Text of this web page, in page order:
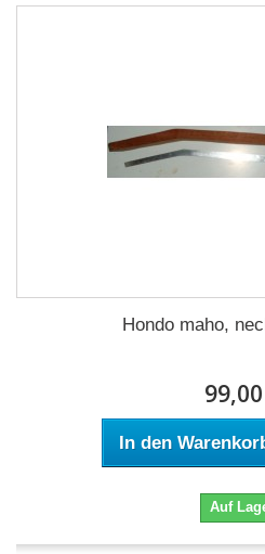
Hondo maho,
In den
Auf